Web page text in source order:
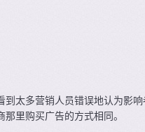
到太多营销人员错误地认为影
里购买广告的方式相同。